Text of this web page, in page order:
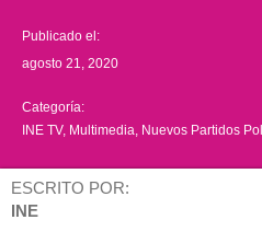
Publicado el:
agosto 21, 2020
Categoría:
INE TV, Multimedia Nuevos Partidos
ESCRITO POR:
INE